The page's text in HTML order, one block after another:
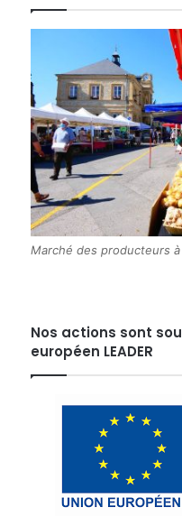
Marché des producteurs
Nos actions sont
européen LEADER